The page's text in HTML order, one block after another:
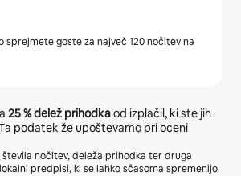
sprejmete goste za največ 120 nočitev na
25 %delež prihodkaod izplačil, ki ste jih
podatek že upoštevamo pri oceni
nočitev, deleža prihodka ter druga
predpisi, ki se lahko sčasoma spremenijo.